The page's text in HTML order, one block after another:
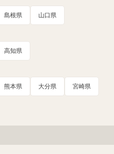
島根県 山口県
高知県
熊本県 大分県 宮崎県